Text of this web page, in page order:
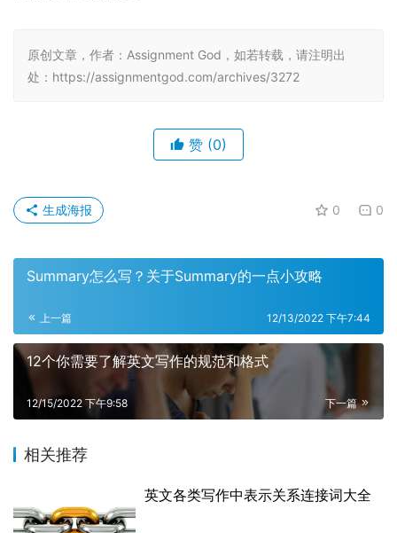
原创文章，作者：Assignment God，如若转载，请注明出
处：https://assignmentgod.com/archives/3272
赞 (0)
0 0
生成海报
Summary怎么写？关于Summary的一点小攻略
上一篇 12/13/2022 下午7:44
12个你需要了解英文写作的规范和格式
下一篇
12/15/2022 下午9:58
相关推荐
英文各类写作中表示关系连接词大全